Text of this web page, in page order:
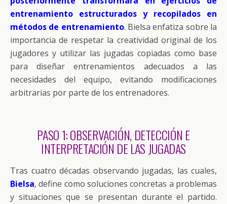
entrenamiento estructurados y recopilados en
métodos de entrenamiento. Bielsa enfatiza sobre la
importancia de respetar la creatividad original de los
jugadores y utilizar las jugadas copiadas como base
para diseñar entrenamientos adecuados a las
necesidades del equipo, evitando modificaciones
arbitrarias por parte de los entrenadores.
PASO 1: OBSERVACIÓN, DETECCIÓN E
INTERPRETACIÓN DE LAS JUGADAS
Tras cuatro décadas observando jugadas, las cuales,
Bielsa, define como soluciones concretas a problemas
y situaciones que se presentan durante el partido.